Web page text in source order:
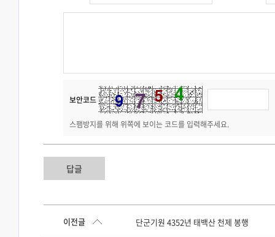
보안코드
스팸방지를 위해 위쪽에 보이는 코드를 입력해주세요.
답글
이전글 단군기원 4352년 태백산 천제 봉행